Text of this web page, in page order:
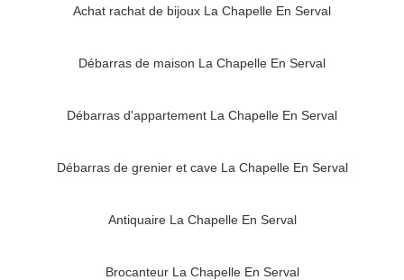
Achat rachat de bijoux La Chapelle En Serval
Débarras de maison La Chapelle En Serval
Débarras d'appartement La Chapelle En Serval
Débarras de grenier et cave La Chapelle En Serval
Antiquaire La Chapelle En Serval
Brocanteur La Chapelle En Serval